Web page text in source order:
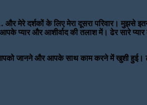
मेरे दर्शकों के लिए मेरा दूसरा परिवार। मुझसे
और आशीर्वाद की तलाश में। ढेर सारे प्यार
आपको जानने और आपके साथ काम करने में खुशी